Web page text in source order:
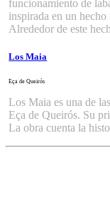
funcionamiento de
inspirada en un
Alrededor de este hech
Los Maia
Eça de Queirós
Los Maia es una de
Eça de Queirós. Su
La obra cuenta la